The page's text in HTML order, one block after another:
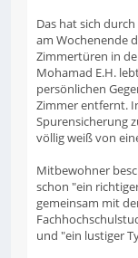
Das hat sich
am Wochenende
Zimmertüren in
Mohamad E.H.
persönlichen
Zimmer entfernt.
Spurensicherung
völlig weiß von
Mitbewohner
schon "ein
gemeinsam mit
und "ein lustiger